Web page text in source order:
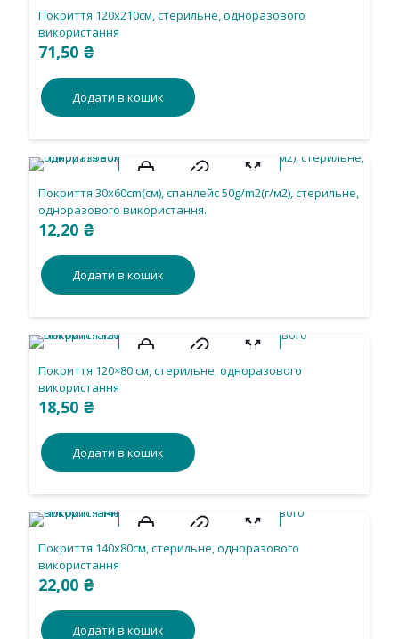
Покриття 120х210см, стерильне, одноразового
використання
71,50 ₴
Додати в кошик
Покриття 30х60cm(см), спанлейс 50g/m2(г/м2), стерильне,
одноразового використання.
12,20 ₴
Додати в кошик
Покриття 120×80 см, стерильне, одноразового
використання
18,50 ₴
Додати в кошик
Покриття 140х80см, стерильне, одноразового
використання
22,00 ₴
Додати в кошик